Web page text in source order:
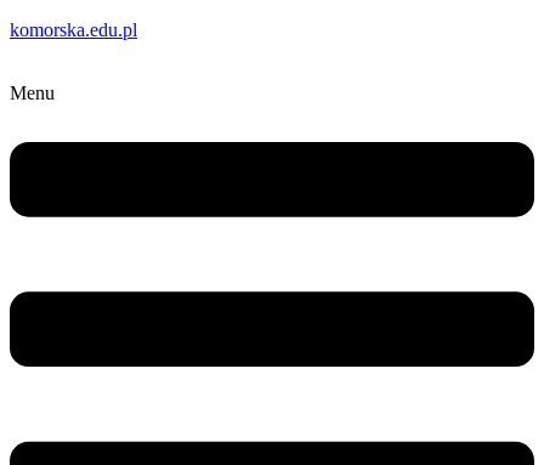
komorska.edu.pl
Menu